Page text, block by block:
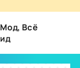
Всё